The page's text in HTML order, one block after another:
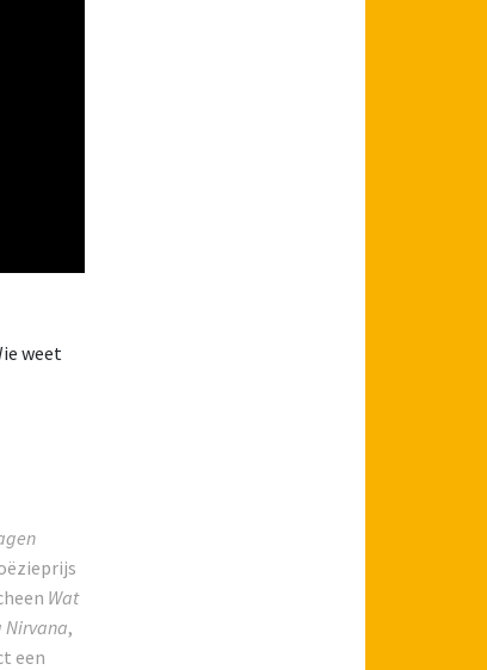
weet
Wat
Nirvana,
een